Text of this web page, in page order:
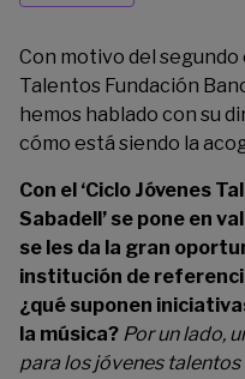
Con motivo del
Talentos Fundación
hemos hablado con su
cómo está siendo la
Con el ‘Ciclo Jóvenes
Sabadell’ se pone en
se les da la gran
institución de
¿qué suponen
la música? Por un lado,
para los jóvenes